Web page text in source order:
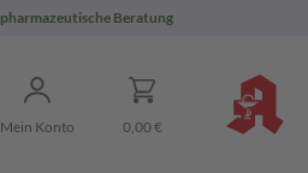
pharmazeutische Beratung
Mein Konto 0,00 €